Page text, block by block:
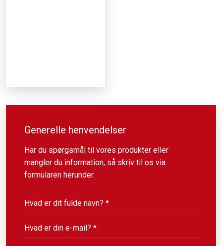
Generelle henvendelser
Har du spørgsmål til vores produkter eller
mangler du information, så skriv til os via
formularen herunder.